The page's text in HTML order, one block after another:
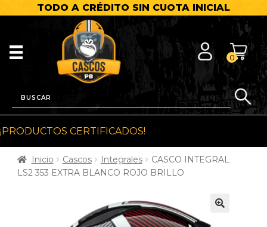
TODO A CRÉDITO SIN CUOTA INICIAL
0
¡PRODUCTOS CERTIFICADOS!
Inicio Cascos Integrales
CASCO INTEGRAL
LS2 353 EXTRA BLANCO ROJO BRILLO